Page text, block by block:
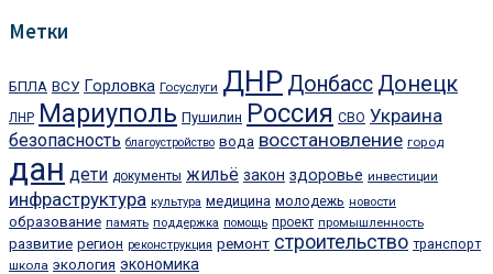
Метки
БПЛА ВСУ Горловка Госуслуги ДНР Донбасс Донецк
ЛНР Мариуполь Пушилин Россия СВО Украина
безопасность благоустройство вода восстановление город
дан дети документы жильё закон здоровье инвестиции
инфраструктура культура медицина молодежь новости
образование память поддержка помощь проект промышленность
развитие регион реконструкция ремонт строительство транспорт
школа экология экономика